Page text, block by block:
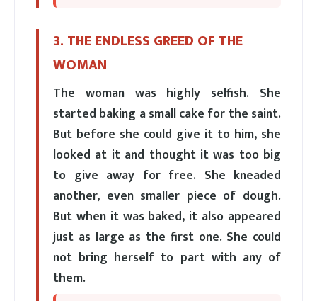
3. THE ENDLESS GREED OF THE
WOMAN
The woman was highly selfish. She
started baking a small cake for the saint.
But before she could give it to him, she
looked at it and thought it was too big
to give away for free. She kneaded
another, even smaller piece of dough.
But when it was baked, it also appeared
just as large as the first one. She could
not bring herself to part with any of
them.